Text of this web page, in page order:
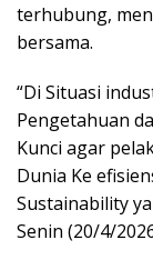
terhubung,
bersama.
“Di Situasi
Pengetahuan
Kunci agar
Dunia Ke
Sustainability
Senin (20/4/